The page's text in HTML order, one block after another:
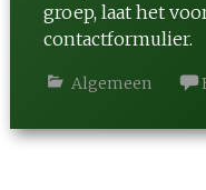
groep, laat het
contactformulier.
Algemeen